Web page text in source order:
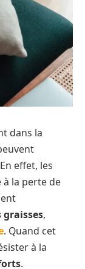
dans la
effet, les
la perte de
graisses,
. Quand cet
à la
.